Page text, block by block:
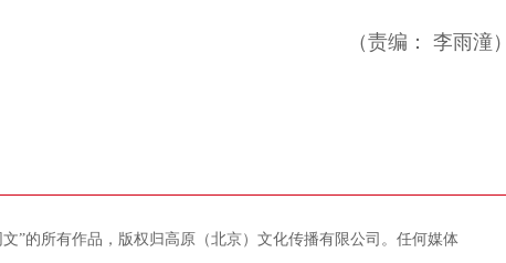
（责编： 李雨潼）
”的所有作品，版权归高原（北京）文化传播有限公司。任何媒体